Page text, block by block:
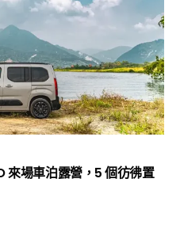
來場車泊露營，5 個彷彿置